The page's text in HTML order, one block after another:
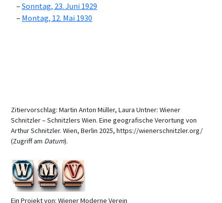
Sonntag, 23. Juni 1929
Montag, 12. Mai 1930
Zitiervorschlag: Martin Anton Müller, Laura Untner: Wiener
Schnitzler – Schnitzlers Wien. Eine geografische Verortung von
Arthur Schnitzler. Wien, Berlin 2025, https://wienerschnitzler.org/
(Zugriff am Datum).
Ein Projekt von: Wiener Moderne Verein